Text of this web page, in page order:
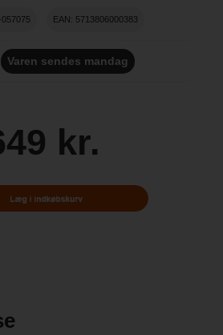
057075 EAN: 5713806000383
Varen sendes mandag
kr.